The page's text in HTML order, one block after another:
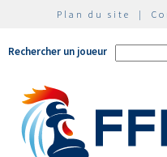
Plan du site |
Rechercher un joueur